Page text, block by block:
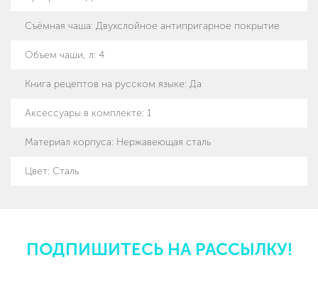
Съёмная чаша: Двухслойное антипригарное покрытие
Объем чаши, л: 4
Книга рецептов на русском языке: Да
Аксессуары в комплекте: 1
Материал корпуса: Нержавеющая сталь
Цвет: Сталь
ПОДПИШИТЕСЬ НА РАССЫЛКУ!